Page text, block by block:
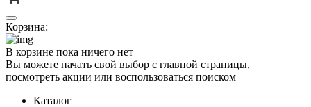
Корзина:
В корзине пока ничего нет
Вы можете начать свой выбор с главной страницы,
посмотреть акции или воспользоваться поиском
Каталог